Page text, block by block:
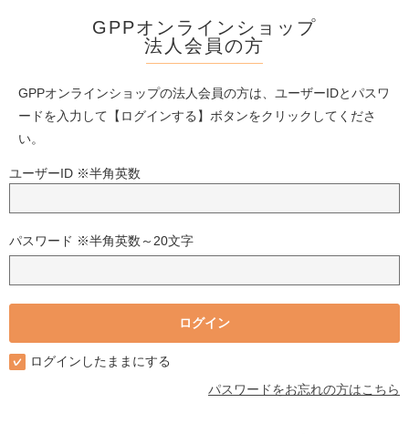
GPPオンラインショップ
法人会員の方
GPPオンラインショップの法人会員の方は、ユーザーIDとパスワ
ードを入力して【ログインする】ボタンをクリックしてくださ
い。
ユーザーID ※半角英数
パスワード ※半角英数～20文字
ログインしたままにする
パスワードをお忘れの方はこちら